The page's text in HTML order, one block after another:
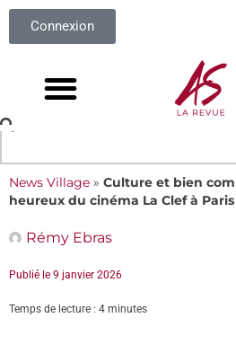
Connexion
News Village » Culture et bien
heureux du cinéma La Clef à Paris
Rémy Ebras
Publié le 9 janvier 2026
Temps de lecture : 4 minutes